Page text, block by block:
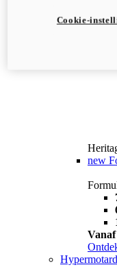
new
Vanaf
Hypermotard
Cookie-